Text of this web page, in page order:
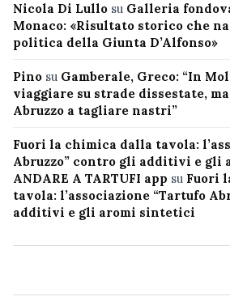
Nicola Di Lullo su Galleria
Monaco: «Risultato storico che
politica della Giunta D’Alfonso»
Pino su Gamberale, Greco: “In
viaggiare su strade dissestate,
Abruzzo a tagliare nastri”
Fuori la chimica dalla tavola:
Abruzzo” contro gli additivi e gli
ANDARE A TARTUFI app su Fuori
tavola: l’associazione “Tartufo
additivi e gli aromi sintetici